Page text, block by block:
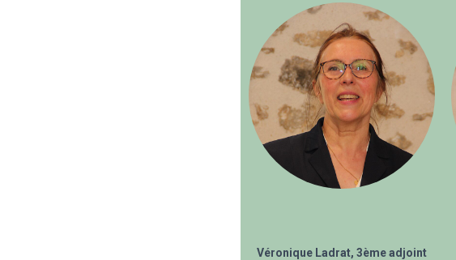
Véronique Ladrat, 3ème adjoint